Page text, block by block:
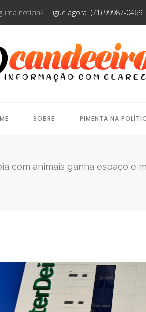
notícia? Ligue agora (71) 99987-0469
SOBRE PIMENTA NA
com animais ganha espaço e